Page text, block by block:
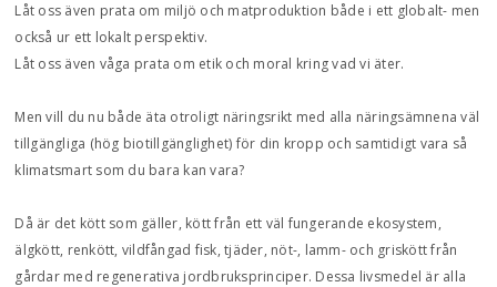
Låt oss även prata om miljö och matproduktion både i ett globalt- men
också ur ett lokalt perspektiv.
Låt oss även våga prata om etik och moral kring vad vi äter.
Men vill du nu både äta otroligt näringsrikt med alla näringsämnena väl
tillgängliga (hög biotillgänglighet) för din kropp och samtidigt vara så
klimatsmart som du bara kan vara?
Då är det kött som gäller, kött från ett väl fungerande ekosystem,
älgkött, renkött, vildfångad fisk, tjäder, nöt-, lamm- och griskött från
gårdar med regenerativa jordbruksprinciper. Dessa livsmedel är alla